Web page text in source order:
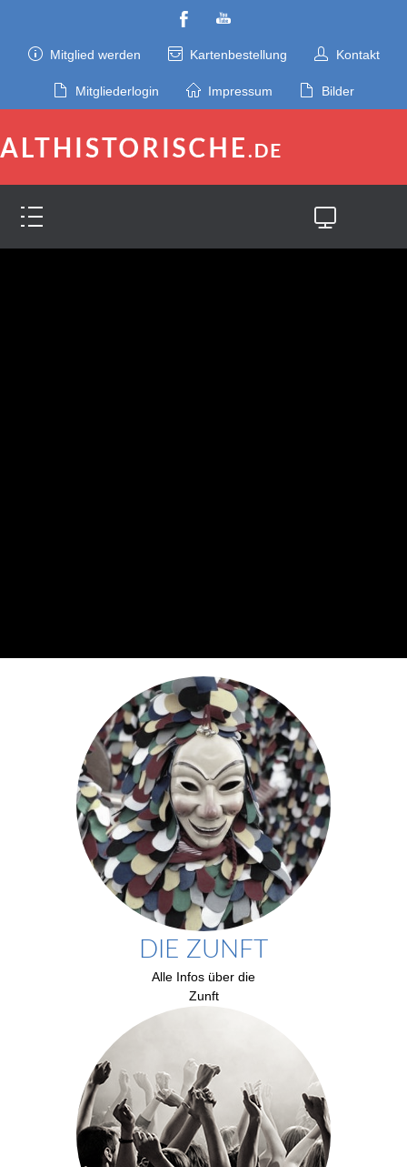
Mitglied werden Kartenbestellung Kontakt
Mitgliederlogin Impressum Bilder
DIE ZUNFT
Alle Infos über die
Zunft